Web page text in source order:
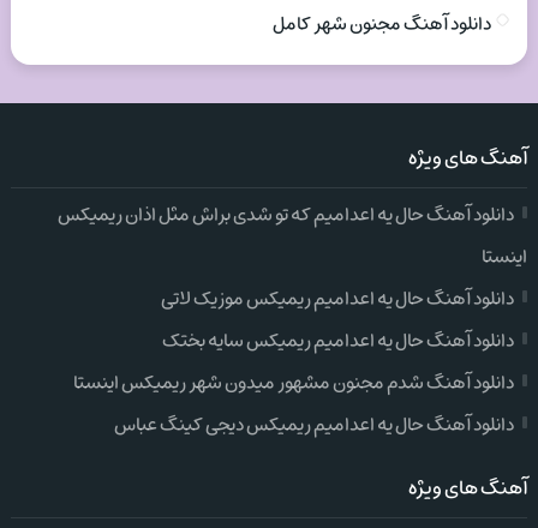
دانلود آهنگ مجنون شهر کامل
آهنگ های ویژه
دانلود آهنگ حال یه اعدامیم که تو شدی براش مثل اذان ریمیکس
اینستا
دانلود آهنگ حال یه اعدامیم ریمیکس موزیک لاتی
دانلود آهنگ حال یه اعدامیم ریمیکس سایه بختک
دانلود آهنگ شدم مجنون مشهور میدون شهر ریمیکس اینستا
دانلود آهنگ حال یه اعدامیم ریمیکس دیجی کینگ عباس
آهنگ های ویژه